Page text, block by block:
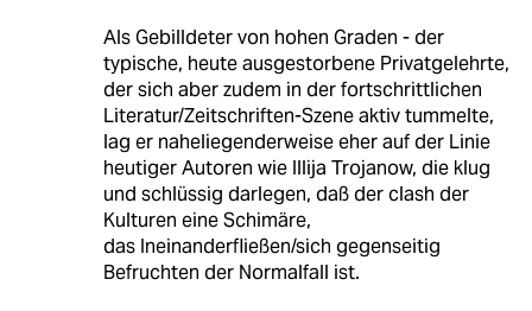
Als Gebilldeter von hohen Graden - der
typische, heute ausgestorbene Privatgelehrte,
der sich aber zudem in der fortschrittlichen
Literatur/Zeitschriften-Szene aktiv tummelte,
lag er naheliegenderweise eher auf der Linie
heutiger Autoren wie Illija Trojanow, die klug
und schlüssig darlegen, daß der clash der
Kulturen eine Schimäre,
das Ineinanderfließen/sich gegenseitig
Befruchten der Normalfall ist.